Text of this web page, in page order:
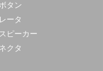
タン
ータ
ピーカー
クタ